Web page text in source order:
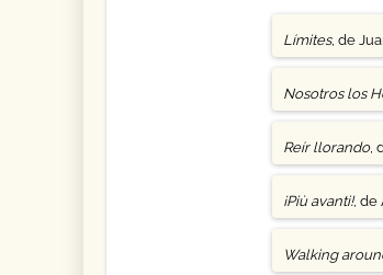
Límites, de
Nosotros los
Reír llorando,
¡Più avanti!, de
Walking